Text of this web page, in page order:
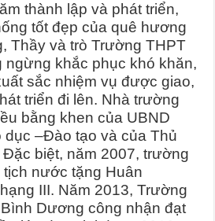
thành lập và phát triển,
tốt đẹp của quê hương
Thầy và trò Trường THPT
ngừng khắc phục khó khăn,
sắc nhiệm vụ được giao,
triển đi lên. Nhà trường
bằng khen của UBND
dục –Đào tạo và của Thủ
biệt, năm 2007, trường
nước tặng Huân
III. Năm 2013, Trường
Dương công nhận đạt